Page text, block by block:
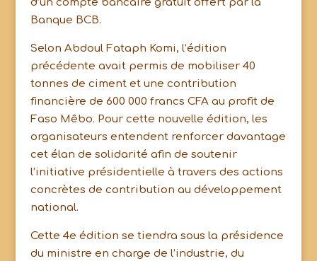
d’un compte bancaire gratuit offert par la
Banque BCB.
Selon Abdoul Fataph Komi, l’édition
précédente avait permis de mobiliser 40
tonnes de ciment et une contribution
financière de 600 000 francs CFA au profit de
Faso Mêbo. Pour cette nouvelle édition, les
organisateurs entendent renforcer davantage
cet élan de solidarité afin de soutenir
l’initiative présidentielle à travers des actions
concrètes de contribution au développement
national.
Cette 4e édition se tiendra sous la présidence
du ministre en charge de l’industrie, du